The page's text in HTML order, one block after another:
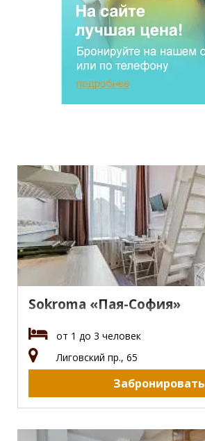
Sokroma «Пая-София»
от 1 до 3 человек
Лиговский пр., 65
Забронировать